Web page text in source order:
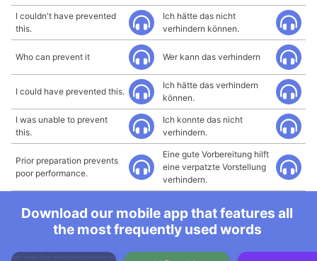
I couldn't have prevented
this.
Ich hätte das nicht
verhindern können.
Who can prevent it Wer kann das verhindern
I could have prevented this.
Ich hätte das verhindern
können.
I was unable to prevent
this.
Ich konnte das nicht
verhindern.
Prior preparation prevents
poor performance.
Eine gute Vorbereitung hilft
eine verpatzte Vorstellung
verhindern.
Download our mobile app that features all
the most frequently used words